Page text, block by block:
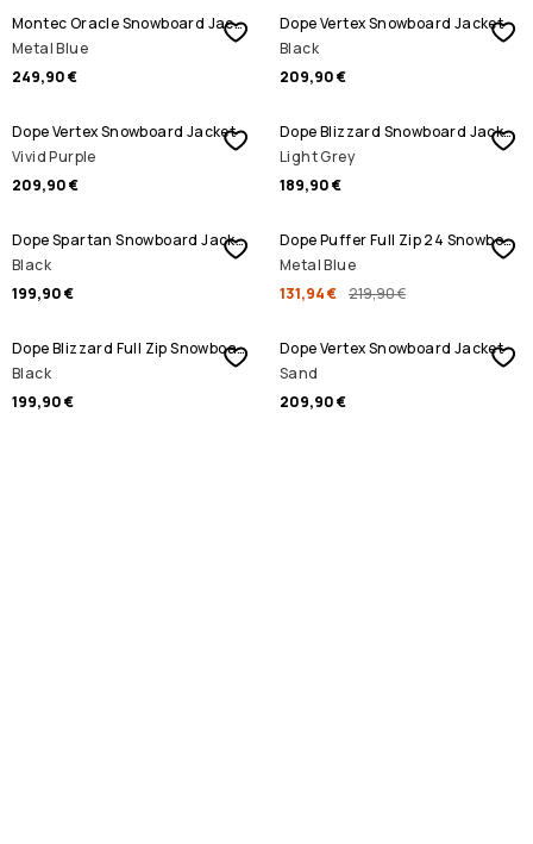
Montec Oracle Snowboard Jacket
Metal Blue
249,90 €
Dope Vertex Snowboard Jacket
Black
209,90 €
Dope Vertex Snowboard Jacket
Vivid Purple
209,90 €
Dope Blizzard Snowboard Jacket
Light Grey
189,90 €
Dope Spartan Snowboard Jacket
Black
199,90 €
ALENNUSMYYNTI
Dope Puffer Full Zip 24 Snowboard Jacket
Metal Blue
131,94 € 219,90 €
Dope Blizzard Full Zip Snowboard Jacket
Black
199,90 €
Dope Vertex Snowboard Jacket
Sand
209,90 €